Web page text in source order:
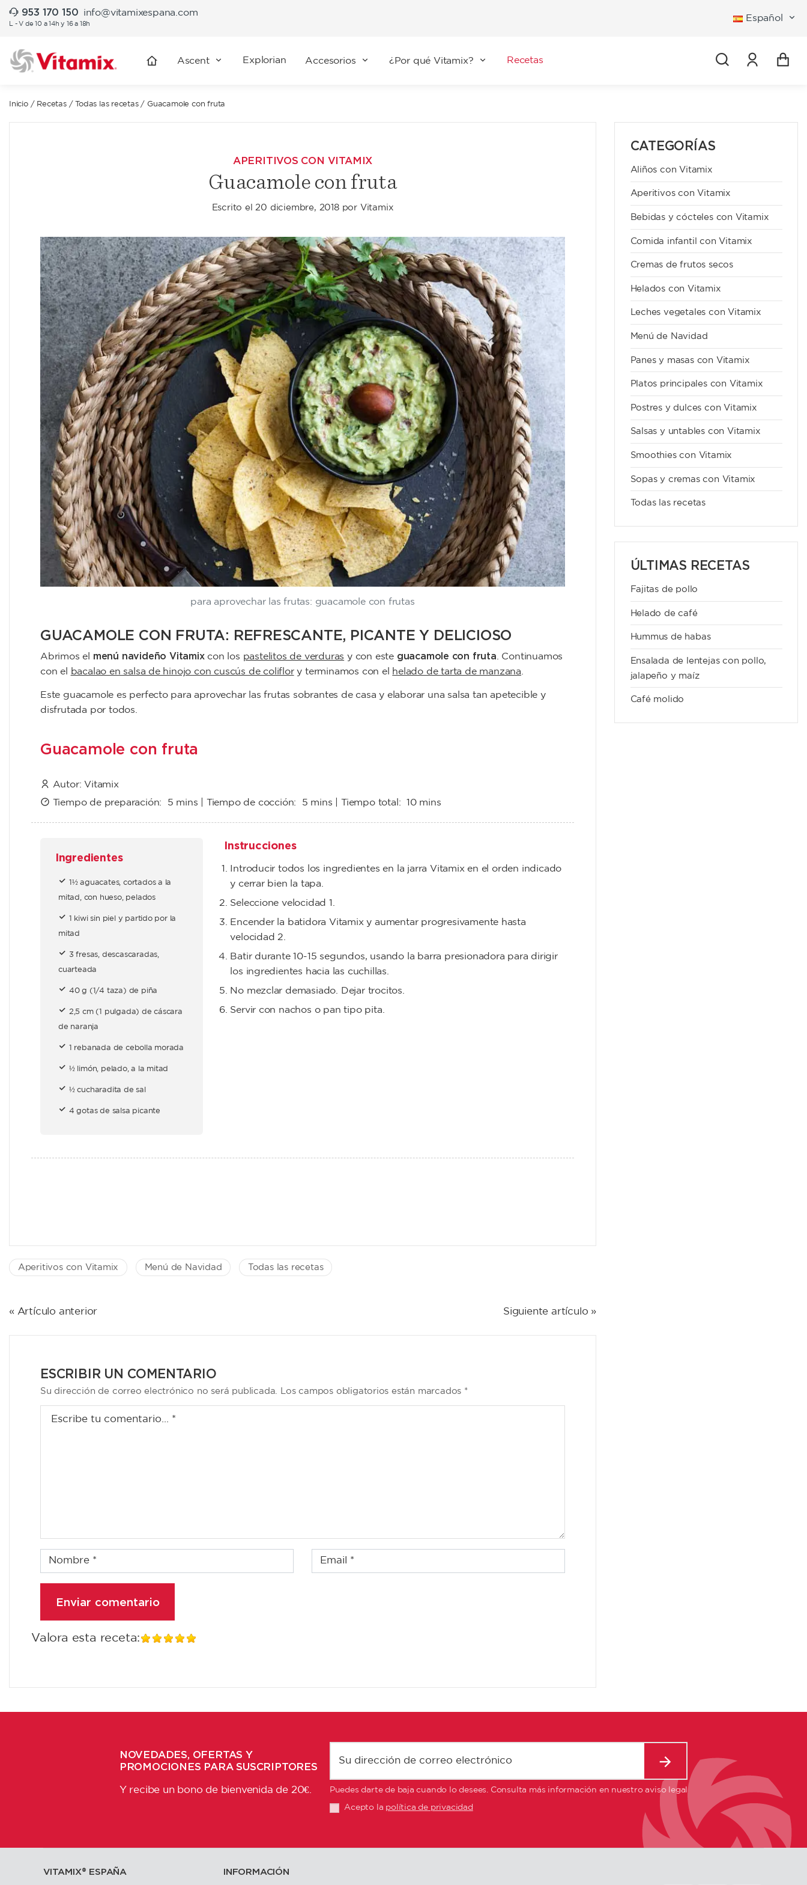
953 170 150 info@vitamixespana.com
L - V de 10 a 14h y 16 a 18h
Español
Ascent Explorian Accesorios ¿Por qué Vitamix? Recetas Iniciar
Inicio/ Recetas/ Todas las recetas/ Guacamole con fruta
APERITIVOS CON VITAMIX
Guacamole con fruta
Escrito el 20 diciembre, 2018por Vitamix
para aprovechar las frutas: guacamole con frutas
GUACAMOLE CON FRUTA: REFRESCANTE, PICANTE Y DELICIOSO
Abrimos el menú navideño Vitamixcon los pastelitos de verduras y con este guacamole con fruta. Continuamos
con el
bacalao en salsa de hinojo con cuscús de coliflory terminamos con el helado de tarta de manzana.
Este guacamole es perfecto para aprovechar las frutas sobrantes de casa y elaborar una salsa tan apetecible y
disfrutada por todos.
Guacamole con fruta
Autor: Vitamix
Tiempo de preparación: 5 mins | Tiempo de cocción: 5 mins | Tiempo total: 10 mins
Ingredientes
1½ aguacates, cortados a la
mitad, con hueso, pelados
1 kiwi sin piel y partido por la
mitad
3 fresas, descascaradas,
cuarteada
40 g (1/4 taza) de piña
2,5 cm (1 pulgada) de cáscara
de naranja
1 rebanada de cebolla morada
½ limón, pelado, a la mitad
½ cucharadita de sal
4 gotas de salsa picante
Instrucciones
Introducir todos los ingredientes en la jarra Vitamix en el orden indicado
y cerrar bien la tapa.
Seleccione velocidad 1.
Encender la batidora Vitamix y aumentar progresivamente hasta
velocidad 2.
Batir durante 10-15 segundos, usando la barra presionadora para dirigir
los ingredientes hacia las cuchillas.
No mezclar demasiado. Dejar trocitos.
Servir con nachos o pan tipo pita.
Aperitivos con Vitamix Menú de Navidad Todas las recetas
NAVEGACIÓN
« Artículo anterior Siguiente artículo »
ESCRIBIR UN COMENTARIO
Su dirección de correo electrónico no será publicada. Los campos obligatorios están marcados *
Valora esta receta:
CATEGORÍAS
Aliños con Vitamix
Aperitivos con Vitamix
Bebidas y cócteles con Vitamix
Comida infantil con Vitamix
Cremas de frutos secos
Helados con Vitamix
Leches vegetales con Vitamix
Menú de Navidad
Panes y masas con Vitamix
Platos principales con Vitamix
Postres y dulces con Vitamix
Salsas y untables con Vitamix
Smoothies con Vitamix
Sopas y cremas con Vitamix
Todas las recetas
ÚLTIMAS RECETAS
Fajitas de pollo
Helado de café
Hummus de habas
Ensalada de lentejas con pollo,
jalapeño y maíz
Café molido
NOVEDADES, OFERTAS Y
PROMOCIONES PARA SUSCRIPTORES
Y recibe un bono de bienvenida de 20€. Puedes darte de baja cuando lo desees. Consulta más información en nuestro aviso legal
Acepto la política de privacidad
VITAMIX®️ ESPAÑA INFORMACIÓN